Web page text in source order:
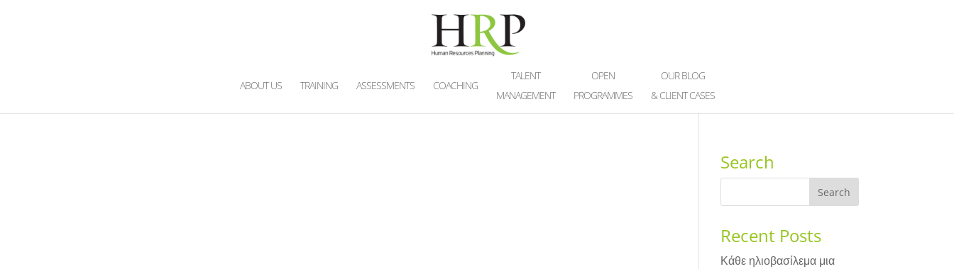
ABOUT US TRAINING ASSESSMENTS COACHING
TALENT
MANAGEMENT
OPEN
PROGRAMMES
OUR BLOG
& CLIENT CASES
Search
Recent Posts
Κάθε ηλιοβασίλεμα μια